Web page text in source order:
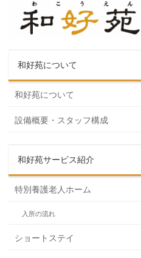
和好苑について
和好苑について
設備概要・スタッフ構成
和好苑サービス紹介
特別養護老人ホーム
入所の流れ
ショートステイ